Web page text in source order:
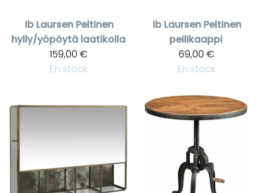
Ib Laursen Peltinen
hylly/yöpöytä laatikolla
159,00 €
En stock
Ib Laursen Peltinen
peilikaappi
69,00 €
En stock